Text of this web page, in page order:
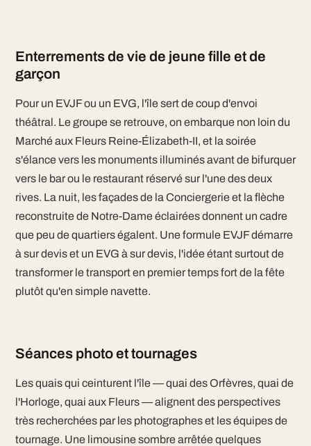
Enterrements de vie de jeune fille et de
garçon
Pour un EVJF ou un EVG, l'île sert de coup d'envoi
théâtral. Le groupe se retrouve, on embarque non loin du
Marché aux Fleurs Reine-Élizabeth-II, et la soirée
s'élance vers les monuments illuminés avant de bifurquer
vers le bar ou le restaurant réservé sur l'une des deux
rives. La nuit, les façades de la Conciergerie et la flèche
reconstruite de Notre-Dame éclairées donnent un cadre
que peu de quartiers égalent. Une formule EVJF démarre
à sur devis et un EVG à sur devis, l'idée étant surtout de
transformer le transport en premier temps fort de la fête
plutôt qu'en simple navette.
Séances photo et tournages
Les quais qui ceinturent l'île — quai des Orfèvres, quai de
l'Horloge, quai aux Fleurs — alignent des perspectives
très recherchées par les photographes et les équipes de
tournage. Une limousine sombre arrêtée quelques